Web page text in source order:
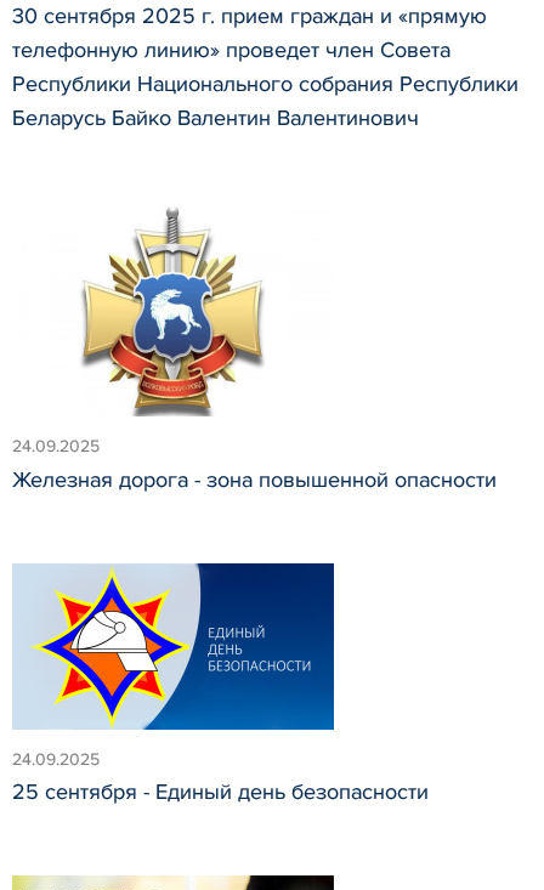
30 сентября 2025 г. прием граждан и «прямую
телефонную линию» проведет член Совета
Республики Национального собрания Республики
Беларусь Байко Валентин Валентинович
24.09.2025
Железная дорога - зона повышенной опасности
24.09.2025
25 сентября - Единый день безопасности